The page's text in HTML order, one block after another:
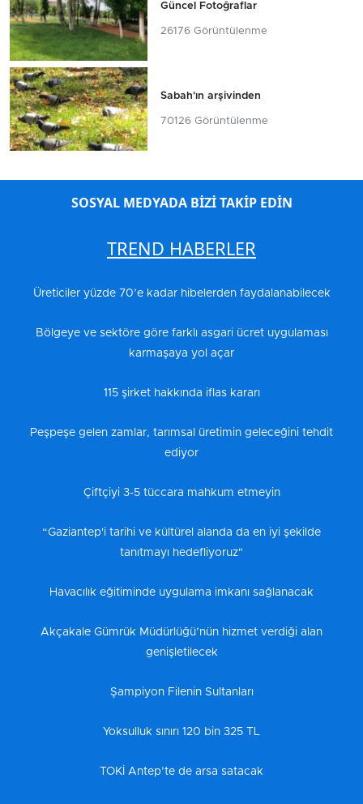
Güncel Fotoğraflar
26176 Görüntülenme
Sabah'ın arşivinden
70126 Görüntülenme
SOSYAL MEDYADA BİZİ TAKİP EDİN
TREND HABERLER
Üreticiler yüzde 70’e kadar hibelerden faydalanabilecek
Bölgeye ve sektöre göre farklı asgari ücret uygulaması
karmaşaya yol açar
115 şirket hakkında iflas kararı
Peşpeşe gelen zamlar, tarımsal üretimin geleceğini tehdit
ediyor
Çiftçiyi 3-5 tüccara mahkum etmeyin
“Gaziantep'i tarihi ve kültürel alanda da en iyi şekilde
tanıtmayı hedefliyoruz"
Havacılık eğitiminde uygulama imkanı sağlanacak
Akçakale Gümrük Müdürlüğü’nün hizmet verdiği alan
genişletilecek
Şampiyon Filenin Sultanları
Yoksulluk sınırı 120 bin 325 TL
TOKİ Antep’te de arsa satacak